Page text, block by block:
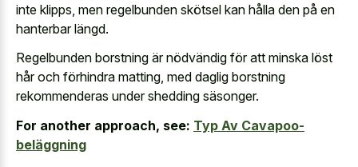
inte klipps, men regelbunden skötsel kan hålla den på en
hanterbar längd.
Regelbunden borstning är nödvändig för att minska löst
hår och förhindra matting, med daglig borstning
rekommenderas under shedding säsonger.
For another approach, see: Typ Av Cavapoo-
beläggning